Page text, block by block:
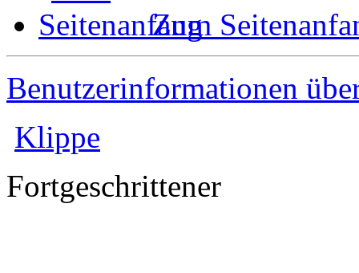
Zum
Benutzerinformationen
Klippe
Fortgeschrittener